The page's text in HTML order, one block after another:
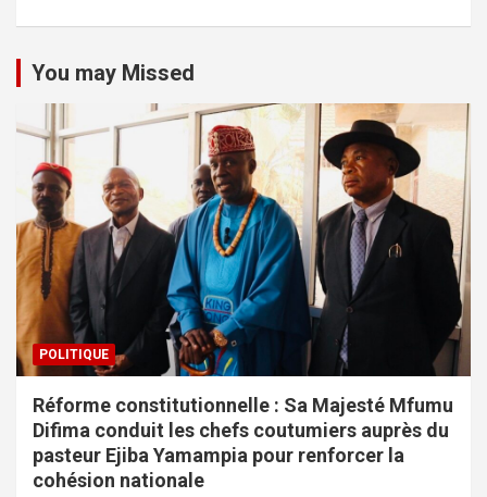
You may Missed
POLITIQUE
Réforme constitutionnelle : Sa Majesté Mfumu
Difima conduit les chefs coutumiers auprès du
pasteur Ejiba Yamampia pour renforcer la
cohésion nationale